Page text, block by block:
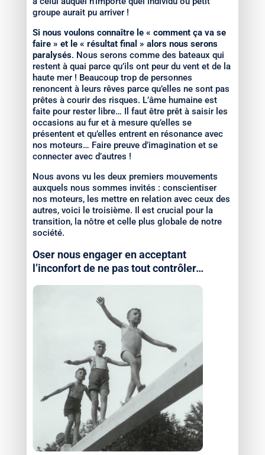
groupe aurait pu arriver !
Si nous voulons connaître le « comment ça va se
faire » et le « résultat final » alors nous serons
paralysés. Nous serons comme des bateaux qui
restent à quai parce qu’ils ont peur du vent et de la
haute mer ! Beaucoup trop de personnes
renoncent à leurs rêves parce qu’elles ne sont pas
prêtes à courir des risques. L’âme humaine est
faite pour rester libre… Il faut être prêt à saisir les
occasions au fur et à mesure qu’elles se
présentent et qu’elles entrent en résonance avec
nos moteurs… Faire preuve d’imagination et se
connecter avec d’autres !
Nous avons vu les deux premiers mouvements
auxquels nous sommes invités : conscientiser
nos moteurs, les mettre en relation avec ceux des
autres, voici le troisième. Il est crucial pour la
transition, la nôtre et celle plus globale de notre
société.
Oser nous engager en acceptant
l’inconfort de ne pas tout contrôler…